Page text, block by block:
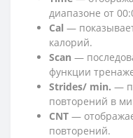
диапазоне от
Cal —
калорий.
Scan —
функции
Strides/ min. —
повторений в
CNT —
повторений.